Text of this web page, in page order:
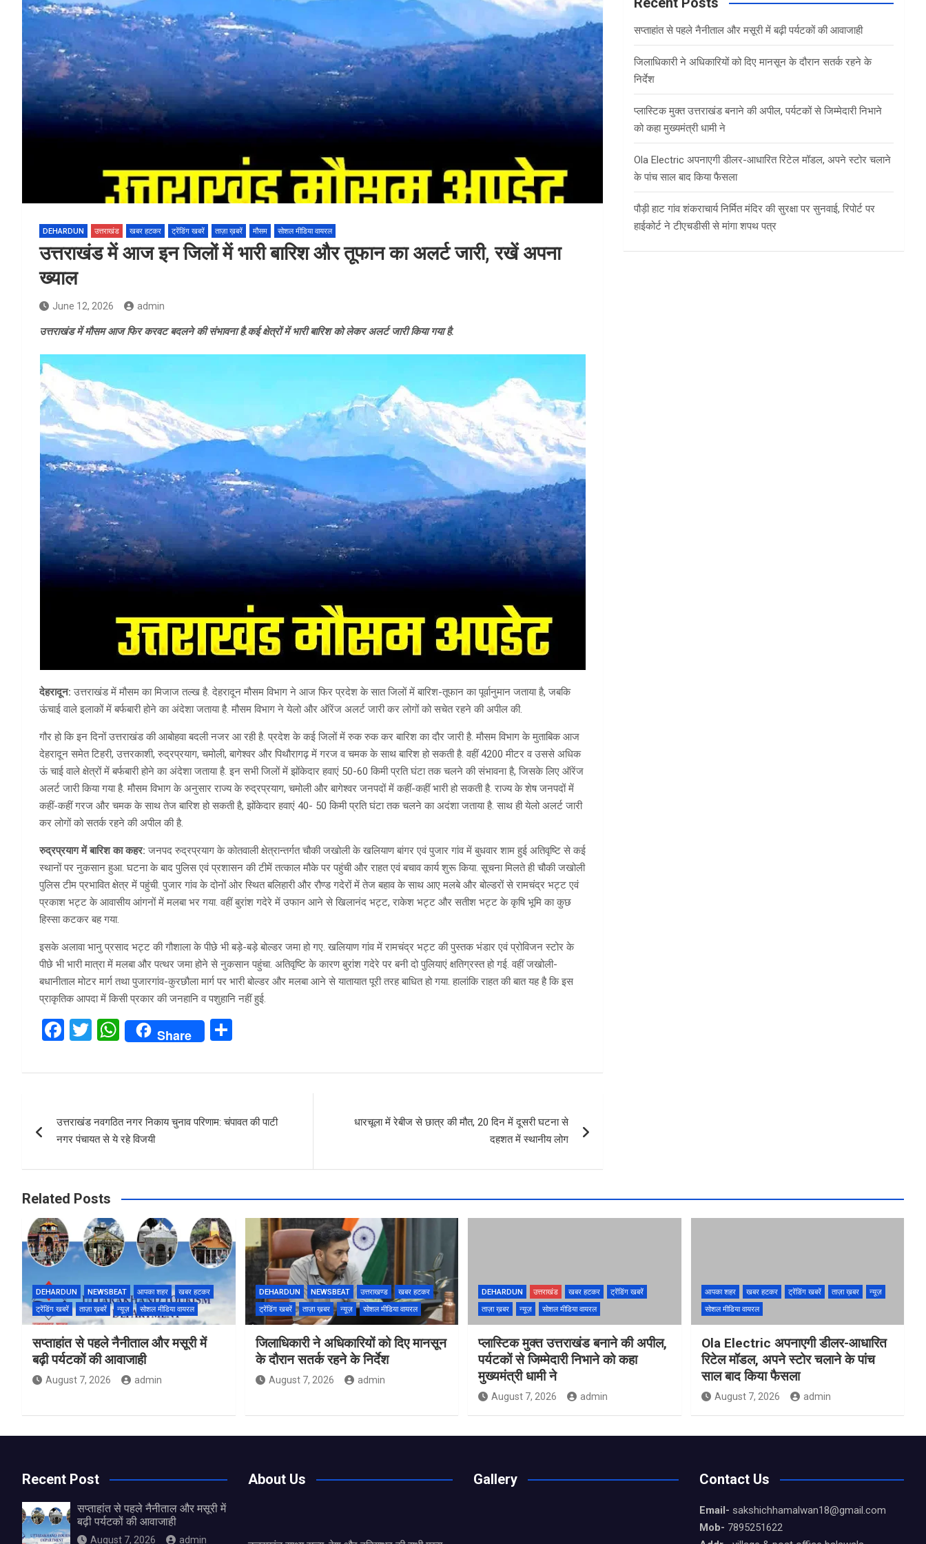
DEHARDUN उत्तराखंड खबर हटकर ट्रेंडिंग खबरें ताज़ा ख़बरें मौसम सोशल मीडिया वायरल
उत्तराखंड में आज इन जिलों में भारी बारिश और तूफान का अलर्ट जारी, रखें अपना
ख्याल
June 12, 2026 admin
उत्तराखंड में मौसम आज फिर करवट बदलने की संभावना है.कई क्षेत्रों में भारी बारिश को लेकर अलर्ट जारी किया गया है.
देहरादून: उत्तराखंड में मौसम का मिजाज तल्ख है. देहरादून मौसम विभाग ने आज फिर प्रदेश के सात जिलों में बारिश-तूफान का पूर्वानुमान जताया है, जबकि
ऊंचाई वाले इलाकों में बर्फबारी होने का अंदेशा जताया है. मौसम विभाग ने येलो और ऑरेंज अलर्ट जारी कर लोगों को सचेत रहने की अपील की.
गौर हो कि इन दिनों उत्तराखंड की आबोहवा बदली नजर आ रही है. प्रदेश के कई जिलों में रुक रुक कर बारिश का दौर जारी है. मौसम विभाग के मुताबिक आज
देहरादून समेत टिहरी, उत्तरकाशी, रुद्रप्रयाग, चमोली, बागेश्वर और पिथौरागढ़ में गरज व चमक के साथ बारिश हो सकती है. वहीं 4200 मीटर व उससे अधिक
ऊं चाई वाले क्षेत्रों में बर्फबारी होने का अंदेशा जताया है. इन सभी जिलों में झोंकेदार हवाएं 50-60 किमी प्रति घंटा तक चलने की संभावना है, जिसके लिए ऑरेंज
अलर्ट जारी किया गया है. मौसम विभाग के अनुसार राज्य के रुद्रप्रयाग, चमोली और बागेश्वर जनपदों में कहीं-कहीं भारी हो सकती है. राज्य के शेष जनपदों में
कहीं-कहीं गरज और चमक के साथ तेज बारिश हो सकती है, झोंकेदार हवाएं 40- 50 किमी प्रति घंटा तक चलने का अदंशा जताया है. साथ ही येलो अलर्ट जारी
कर लोगों को सतर्क रहने की अपील की है.
रुद्रप्रयाग में बारिश का कहर: जनपद रुद्रप्रयाग के कोतवाली क्षेत्रान्तर्गत चौकी जखोली के खलियाण बांगर एवं पुजार गांव में बुधवार शाम हुई अतिवृष्टि से कई
स्थानों पर नुकसान हुआ. घटना के बाद पुलिस एवं प्रशासन की टीमें तत्काल मौके पर पहुंची और राहत एवं बचाव कार्य शुरू किया. सूचना मिलते ही चौकी जखोली
पुलिस टीम प्रभावित क्षेत्र में पहुंची. पुजार गांव के दोनों ओर स्थित बलिहारी और रौण्ड गदेरों में तेज बहाव के साथ आए मलबे और बोल्डरों से रामचंद्र भट्ट एवं
प्रकाश भट्ट के आवासीय आंगनों में मलबा भर गया. वहीं बुरांश गदेरे में उफान आने से खिलानंद भट्ट, राकेश भट्ट और सतीश भट्ट के कृषि भूमि का कुछ
हिस्सा कटकर बह गया.
इसके अलावा भानु प्रसाद भट्ट की गौशाला के पीछे भी बड़े-बड़े बोल्डर जमा हो गए. खलियाण गांव में रामचंद्र भट्ट की पुस्तक भंडार एवं प्रोविजन स्टोर के
पीछे भी भारी मात्रा में मलबा और पत्थर जमा होने से नुकसान पहुंचा. अतिवृष्टि के कारण बुरांश गदेरे पर बनी दो पुलियाएं क्षतिग्रस्त हो गई. वहीं जखोली-
बधानीताल मोटर मार्ग तथा पुजारगांव-कुरछौला मार्ग पर भारी बोल्डर और मलबा आने से यातायात पूरी तरह बाधित हो गया. हालांकि राहत की बात यह है कि इस
प्राकृतिक आपदा में किसी प्रकार की जनहानि व पशुहानि नहीं हुई.
F
ce
o
o
k
T
tt
W
at
A
p
p
Share
ar
navigation
उत्तराखंड नवगठित नगर निकाय चुनाव परिणाम: चंपावत की पाटी
नगर पंचायत से ये रहे विजयी
धारचूला में रेबीज से छात्र की मौत, 20 दिन में दूसरी घटना से
दहशत में स्थानीय लोग
सप्ताहांत से पहले नैनीताल और मसूरी में बढ़ी पर्यटकों की आवाजाही
जिलाधिकारी ने अधिकारियों को दिए मानसून के दौरान सतर्क रहने के
निर्देश
प्लास्टिक मुक्त उत्तराखंड बनाने की अपील, पर्यटकों से जिम्मेदारी निभाने
को कहा मुख्यमंत्री धामी ने
Ola Electric अपनाएगी डीलर-आधारित रिटेल मॉडल, अपने स्टोर चलाने
के पांच साल बाद किया फैसला
पौड़ी हाट गांव शंकराचार्य निर्मित मंदिर की सुरक्षा पर सुनवाई, रिपोर्ट पर
हाईकोर्ट ने टीएचडीसी से मांगा शपथ पत्र
Related Posts
DEHARDUN NEWSBEAT आपका शहर
खबर हटकर
ट्रेंडिंग खबरें
ताज़ा ख़बरें न्यूज़ सोशल मीडिया वायरल
सप्ताहांत से पहले नैनीताल और मसूरी में
बढ़ी पर्यटकों की आवाजाही
August 7, 2026 admin
DEHARDUN NEWSBEAT उत्तराखण्ड
खबर हटकर
ट्रेंडिंग खबरें
ताज़ा ख़बर न्यूज़ सोशल मीडिया वायरल
जिलाधिकारी ने अधिकारियों को दिए मानसून
के दौरान सतर्क रहने के निर्देश
August 7, 2026 admin
DEHARDUN उत्तराखंड खबर हटकर
ट्रेंडिंग खबरें
ताज़ा ख़बर
न्यूज़ सोशल मीडिया वायरल
प्लास्टिक मुक्त उत्तराखंड बनाने की अपील,
पर्यटकों से जिम्मेदारी निभाने को कहा
मुख्यमंत्री धामी ने
August 7, 2026 admin
आपका शहर खबर हटकर ट्रेंडिंग खबरें ताज़ा ख़बर
न्यूज़
सोशल मीडिया वायरल
Ola Electric अपनाएगी डीलर-आधारित
रिटेल मॉडल, अपने स्टोर चलाने के पांच
साल बाद किया फैसला
August 7, 2026 admin
Recent Post
सप्ताहांत से पहले नैनीताल और मसूरी में
बढ़ी पर्यटकों की आवाजाही
August 7, 2026 admin
About Us Gallery Contact Us
Email- sakshichhamalwan18@gmail.com
Mob- 7895251622